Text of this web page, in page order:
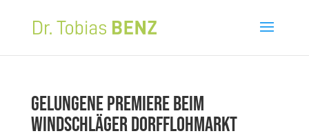
Gelungene Premiere beim
Windschläger Dorfflohmarkt